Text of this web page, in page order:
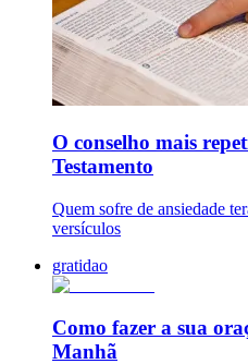
O conselho mais
Testamento
Quem sofre de ansiedade
versículos
gratidao
Como fazer a sua
Manhã